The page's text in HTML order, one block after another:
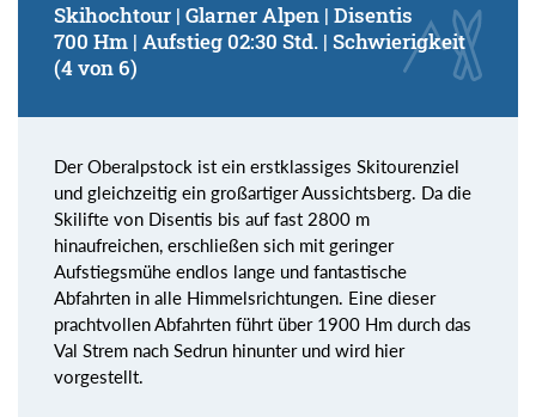
Skihochtour | Glarner Alpen | Disentis
700 Hm | Aufstieg 02:30 Std. | Schwierigkeit
(4 von 6)
Der Oberalpstock ist ein erstklassiges Skitourenziel
und gleichzeitig ein großartiger Aussichtsberg. Da die
Skilifte von Disentis bis auf fast 2800 m
hinaufreichen, erschließen sich mit geringer
Aufstiegsmühe endlos lange und fantastische
Abfahrten in alle Himmelsrichtungen. Eine dieser
prachtvollen Abfahrten führt über 1900 Hm durch das
Val Strem nach Sedrun hinunter und wird hier
vorgestellt.